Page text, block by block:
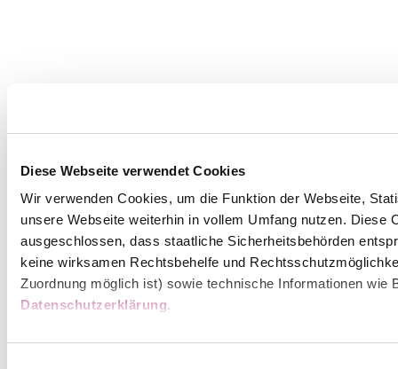
Diese Webseite verwendet Cookies
Wir verwenden Cookies, um die Funktion der Webseite,
unsere Webseite weiterhin in vollem Umfang nutzen.
ausgeschlossen, dass staatliche Sicherheitsbehörden
keine wirksamen Rechtsbehelfe und
Zuordnung möglich ist) sowie technische Informationen
Datenschutzerklärung.